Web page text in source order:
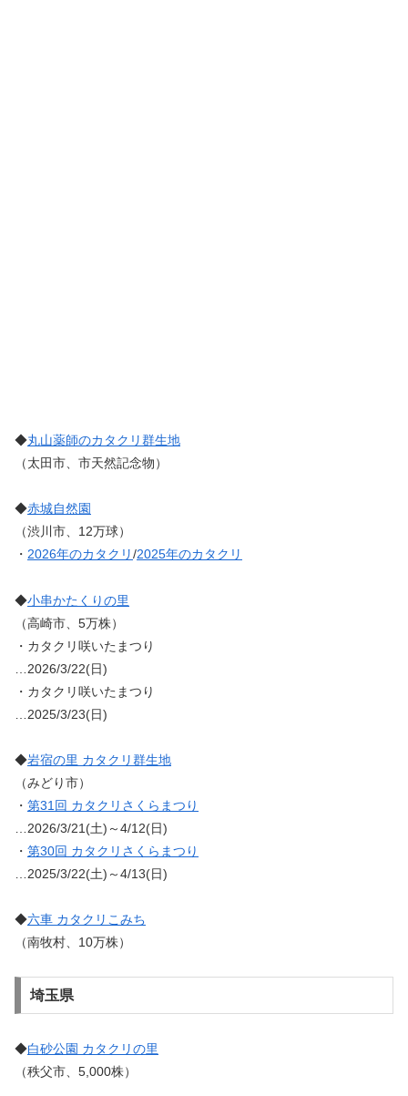
◆丸山薬師のカタクリ群生地
（太田市、市天然記念物）
◆赤城自然園
（渋川市、12万球）
・ 2026年のカタクリ/2025年のカタクリ
◆小串かたくりの里
（高崎市、5万株）
・カタクリ咲いたまつり
…2026/3/22(日)
・カタクリ咲いたまつり
…2025/3/23(日)
◆岩宿の里 カタクリ群生地
（みどり市）
・ 第31回 カタクリさくらまつり
…2026/3/21(土)～4/12(日)
・ 第30回 カタクリさくらまつり
…2025/3/22(土)～4/13(日)
◆六車 カタクリこみち
（南牧村、10万株）
埼玉県
◆白砂公園 カタクリの里
（秩父市、5,000株）